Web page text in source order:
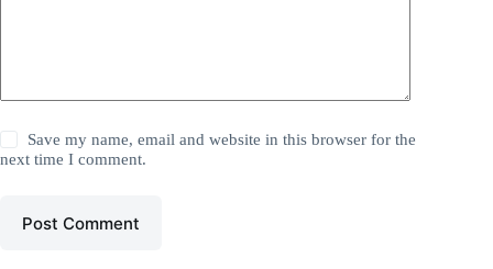
Save my name, email and website in this browser for the
next time I comment.
Post Comment